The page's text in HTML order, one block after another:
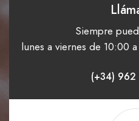
Siempre
lunes a viernes de 10:00
(+34)